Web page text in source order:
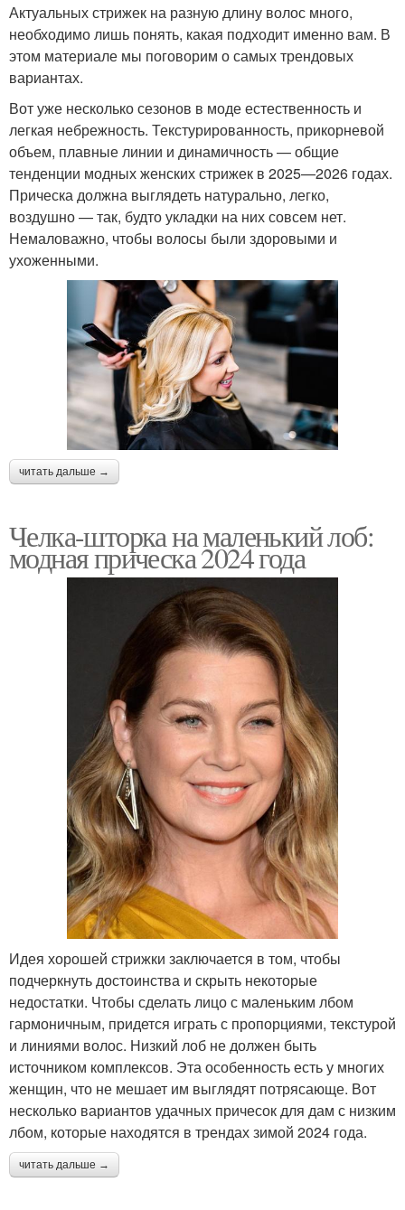
Актуальных стрижек на разную длину волос много,
необходимо лишь понять, какая подходит именно вам. В
этом материале мы поговорим о самых трендовых
вариантах.
Вот уже несколько сезонов в моде естественность и
легкая небрежность. Текстурированность, прикорневой
объем, плавные линии и динамичность — общие
тенденции модных женских стрижек в 2025—2026 годах.
Прическа должна выглядеть натурально, легко,
воздушно — так, будто укладки на них совсем нет.
Немаловажно, чтобы волосы были здоровыми и
ухоженными.
читать дальше →
Челка-шторка на маленький лоб:
модная прическа 2024 года
Идея хорошей стрижки заключается в том, чтобы
подчеркнуть достоинства и скрыть некоторые
недостатки. Чтобы сделать лицо с маленьким лбом
гармоничным, придется играть с пропорциями, текстурой
и линиями волос. Низкий лоб не должен быть
источником комплексов. Эта особенность есть у многих
женщин, что не мешает им выглядят потрясающе. Вот
несколько вариантов удачных причесок для дам с низким
лбом, которые находятся в трендах зимой 2024 года.
читать дальше →